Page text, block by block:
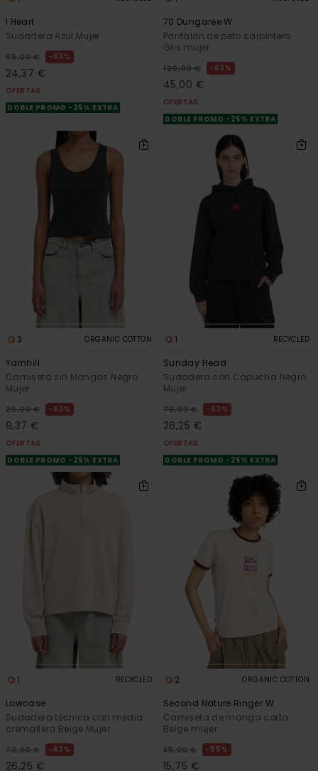
I Heart
Sudadera Azul Mujer
65,00 € 63%
24,37 €
OFERTAS
DOBLE PROMO -25% EXTRA
70 Dungaree W
Pantalón de peto carpintero
Gris mujer
120,00 € 63%
45,00 €
OFERTAS
DOBLE PROMO -25% EXTRA
3 ORGANIC COTTON
Yarnhill
Camiseta sin Mangas Negro
Mujer
25,00 € 63%
9,37 €
OFERTAS
DOBLE PROMO -25% EXTRA
1 RECYCLED
Sunday Head
Sudadera con Capucha Negro
Mujer
70,00 € 63%
26,25 €
OFERTAS
DOBLE PROMO -25% EXTRA
1 RECYCLED
Lowcase
Sudadera técnica con media
cremallera Beige Mujer
70,00 € 63%
26,25 €
2 ORGANIC COTTON
Second Nature Ringer W
Camiseta de manga corta
Beige mujer
35,00 € 55%
15,75 €